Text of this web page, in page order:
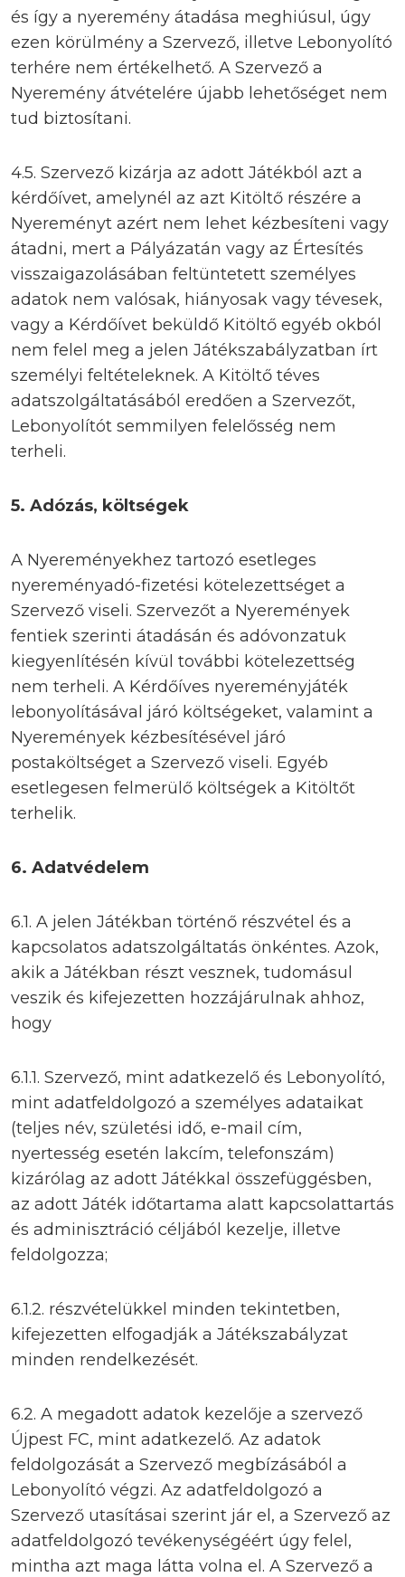
és így a nyeremény átadása meghiúsul, úgy
ezen körülmény a Szervező, illetve Lebonyolító
terhére nem értékelhető. A Szervező a
Nyeremény átvételére újabb lehetőséget nem
tud biztosítani.
4.5. Szervező kizárja az adott Játékból azt a
kérdőívet, amelynél az azt Kitöltő részére a
Nyereményt azért nem lehet kézbesíteni vagy
átadni, mert a Pályázatán vagy az Értesítés
visszaigazolásában feltüntetett személyes
adatok nem valósak, hiányosak vagy tévesek,
vagy a Kérdőívet beküldő Kitöltő egyéb okból
nem felel meg a jelen Játékszabályzatban írt
személyi feltételeknek. A Kitöltő téves
adatszolgáltatásából eredően a Szervezőt,
Lebonyolítót semmilyen felelősség nem
terheli.
5. Adózás, költségek
A Nyereményekhez tartozó esetleges
nyereményadó-fizetési kötelezettséget a
Szervező viseli. Szervezőt a Nyeremények
fentiek szerinti átadásán és adóvonzatuk
kiegyenlítésén kívül további kötelezettség
nem terheli. A Kérdőíves nyereményjáték
lebonyolításával járó költségeket, valamint a
Nyeremények kézbesítésével járó
postaköltséget a Szervező viseli. Egyéb
esetlegesen felmerülő költségek a Kitöltőt
terhelik.
6. Adatvédelem
6.1. A jelen Játékban történő részvétel és a
kapcsolatos adatszolgáltatás önkéntes. Azok,
akik a Játékban részt vesznek, tudomásul
veszik és kifejezetten hozzájárulnak ahhoz,
hogy
6.1.1. Szervező, mint adatkezelő és Lebonyolító,
mint adatfeldolgozó a személyes adataikat
(teljes név, születési idő, e-mail cím,
nyertesség esetén lakcím, telefonszám)
kizárólag az adott Játékkal összefüggésben,
az adott Játék időtartama alatt kapcsolattartás
és adminisztráció céljából kezelje, illetve
feldolgozza;
6.1.2. részvételükkel minden tekintetben,
kifejezetten elfogadják a Játékszabályzat
minden rendelkezését.
6.2. A megadott adatok kezelője a szervező
Újpest FC, mint adatkezelő. Az adatok
feldolgozását a Szervező megbízásából a
Lebonyolító végzi. Az adatfeldolgozó a
Szervező utasításai szerint jár el, a Szervező az
adatfeldolgozó tevékenységéért úgy felel,
mintha azt maga látta volna el. A Szervező a